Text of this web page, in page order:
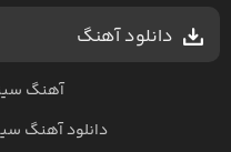
دانلود آهنگ
آهنگ
دانلود آهنگ